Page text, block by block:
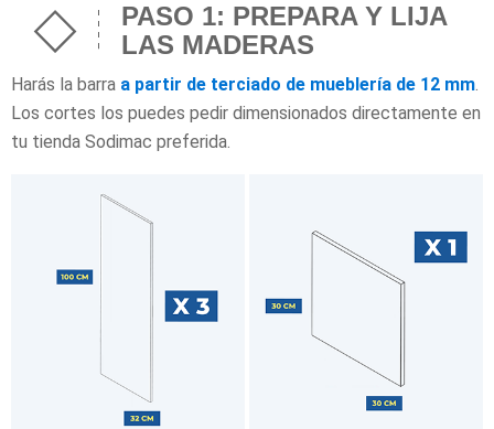
PASO 1: PREPARA Y LIJA
LAS MADERAS
Harás la barra a partir de terciado de mueblería de 12 mm.
Los cortes los puedes pedir dimensionados directamente en
tu tienda Sodimac preferida.